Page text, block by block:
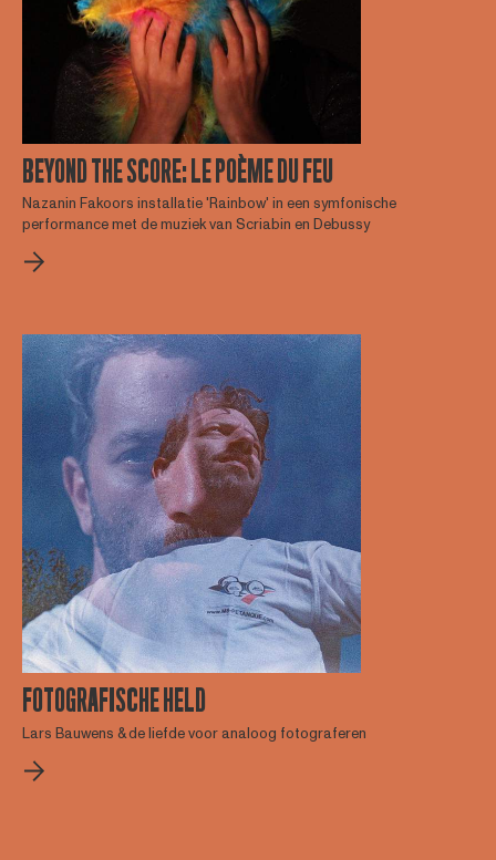
BEYOND THE SCORE: LE POÈME DU FEU
Nazanin Fakoors installatie 'Rainbow' in een symfonische
performance met de muziek van Scriabin en Debussy
FOTOGRAFISCHE HELD
Lars Bauwens & de liefde voor analoog fotograferen